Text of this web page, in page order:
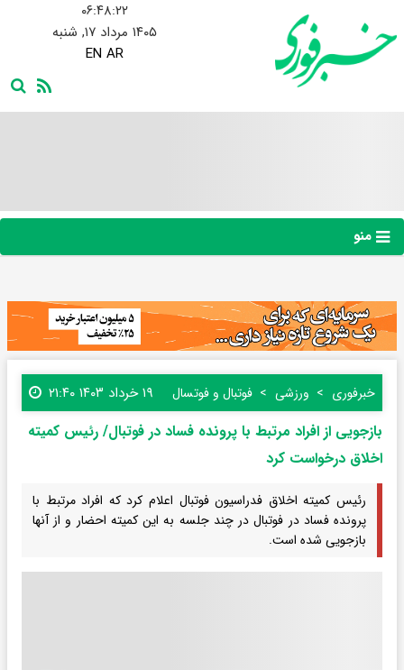
۰۶:۴۸:۲۳
۱۴۰۵ مرداد ۱۷, شنبه
EN AR
منو
خبرفوری ورزشی فوتبال و فوتسال ۱۹ خرداد ۱۴۰۳ ۲۱:۴۰
بازجویی از افراد مرتبط با پرونده فساد در فوتبال/ رئیس کمیته
اخلاق درخواست کرد
رئیس کمیته اخلاق فدراسیون فوتبال اعلام کرد که افراد مرتبط با
پرونده فساد در فوتبال در چند جلسه به این کمیته احضار و از آنها
بازجویی شده است.